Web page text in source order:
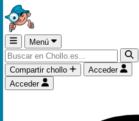
Menú
Compartir chollo
Acceder
Acceder